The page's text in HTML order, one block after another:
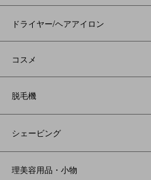
ドライヤー/ヘアアイロン
コスメ
脱毛機
シェービング
理美容用品・小物